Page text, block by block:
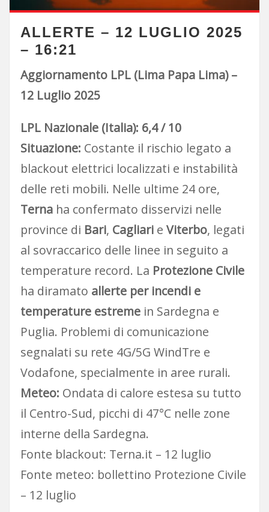
ALLERTE – 12 LUGLIO 2025
– 16:21
Aggiornamento LPL (Lima Papa Lima) –
12 Luglio 2025
LPL Nazionale (Italia): 6,4 / 10
Situazione: Costante il rischio legato a
blackout elettrici localizzati e instabilità
delle reti mobili. Nelle ultime 24 ore,
Ternaha confermato disservizi nelle
province di Bari, Cagliarie Viterbo, legati
al sovraccarico delle linee in seguito a
temperature record. La Protezione Civile
ha diramato allerte per incendi e
temperature estremein Sardegna e
Puglia. Problemi di comunicazione
segnalati su rete 4G/5G WindTre e
Vodafone, specialmente in aree rurali.
Meteo: Ondata di calore estesa su tutto
il Centro-Sud, picchi di 47°C nelle zone
interne della Sardegna.
Fonte blackout: Terna.it – 12 luglio
Fonte meteo: bollettino Protezione Civile
– 12 luglio